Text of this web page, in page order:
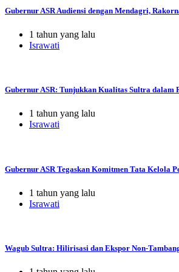
Gubernur ASR Audiensi dengan Mendagri,
1 tahun yang lalu
Israwati
Gubernur ASR: Tunjukkan Kualitas Sultra dalam
1 tahun yang lalu
Israwati
Gubernur ASR Tegaskan Komitmen Tata Kelola
1 tahun yang lalu
Israwati
Wagub Sultra: Hilirisasi dan Ekspor Non-